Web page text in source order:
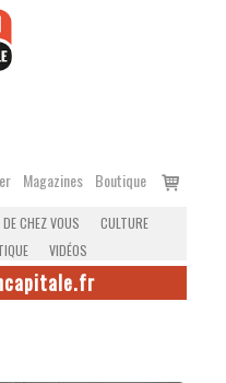
Magazines Boutique
Voir
CHEZ VOUS
CULTURE
VIDÉOS